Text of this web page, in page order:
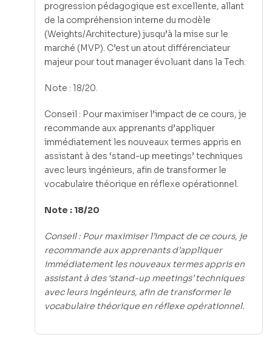
progression pédagogique est excellente, allant
de la compréhension interne du modèle
(Weights/Architecture) jusqu’à la mise sur le
marché (MVP). C’est un atout différenciateur
majeur pour tout manager évoluant dans la Tech.
Note : 18/20.
Conseil : Pour maximiser l’impact de ce cours, je
recommande aux apprenants d’appliquer
immédiatement les nouveaux termes appris en
assistant à des ‘stand-up meetings’ techniques
avec leurs ingénieurs, afin de transformer le
vocabulaire théorique en réflexe opérationnel.
Note : 18/20
Conseil : Pour maximiser l’impact de ce cours, je
recommande aux apprenants d’appliquer
immédiatement les nouveaux termes appris en
assistant à des ‘stand-up meetings’ techniques
avec leurs ingénieurs, afin de transformer le
vocabulaire théorique en réflexe opérationnel.